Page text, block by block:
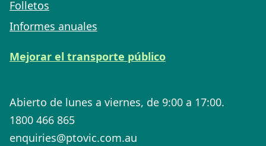
Folletos
Informes anuales
Mejorar el transporte público
Abierto de lunes a viernes, de 9:00 a 17:00.
1800 466 865
enquiries@ptovic.com.au